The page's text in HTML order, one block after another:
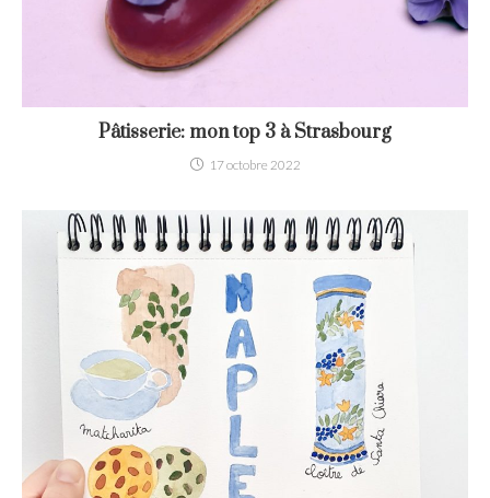
Pâtisserie: mon top 3 à Strasbourg
17 octobre 2022